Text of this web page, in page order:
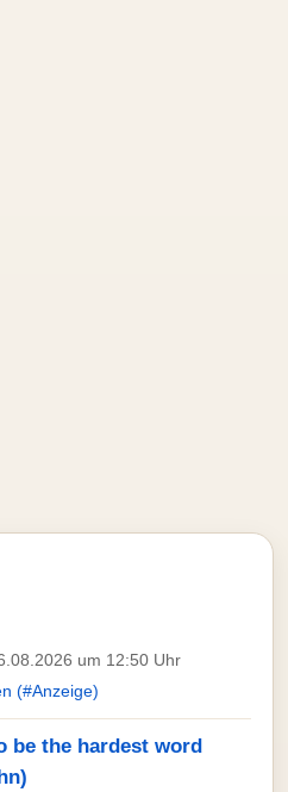
um 12:50 Uhr
(#Anzeige)
be the hardest word